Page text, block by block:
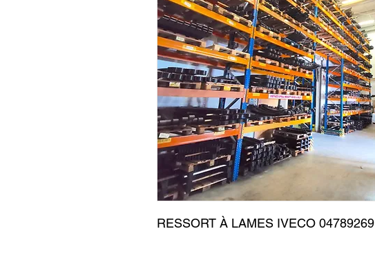
RESSORT À LAMES IVECO 04789269